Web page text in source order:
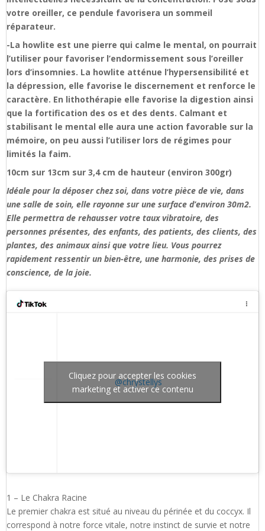
votre oreiller, ce pendule favorisera un sommeil
réparateur.
-La howlite est une pierre qui calme le mental, on pourrait
l’utiliser pour favoriser l’endormissement sous l’oreiller
lors d’insomnies. La howlite atténue l’hypersensibilité et
la dépression, elle favorise le discernement et renforce le
caractère. En lithothérapie elle favorise la digestion ainsi
que la fortification des os et des dents. Calmant et
stabilisant le mental elle aura une action favorable sur la
mémoire, on peu aussi l’utiliser lors de régimes pour
limités la faim.
10cm sur 13cm sur 3,4 cm de hauteur (environ 300gr)
Idéale pour la déposer chez soi, dans votre pièce de vie, dans
une salle de soin, elle rayonne sur une surface d’environ 30m2.
Elle permettra de rehausser votre taux vibratoire, des
personnes présentes, des enfants, des patients, des clients, des
plantes, des animaux ainsi que votre lieu. Vous pourrez
rapidement ressentir un bien-être, une harmonie, des prises de
conscience, de la joie.
@chrystellys
Cliquez pour accepter les cookies
marketing et activer ce contenu
1 – Le Chakra Racine
Le premier chakra est situé au niveau du périnée et du coccyx. Il
correspond à notre force vitale, notre instinct de survie et notre